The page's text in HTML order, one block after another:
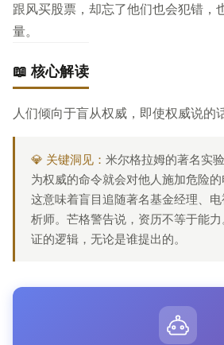
跟风买股票，却忘了他们也会犯错，
量。
📖 核心解读
人们倾向于盲从权威，即使权威说的
💎 关键洞见： 米尔格拉姆的著名实
为权威的命令就会对他人施加危险的
这意味着盲目追随著名基金经理、
析师。芒格警告说，资历不等于能
证的逻辑，无论是谁提出的。